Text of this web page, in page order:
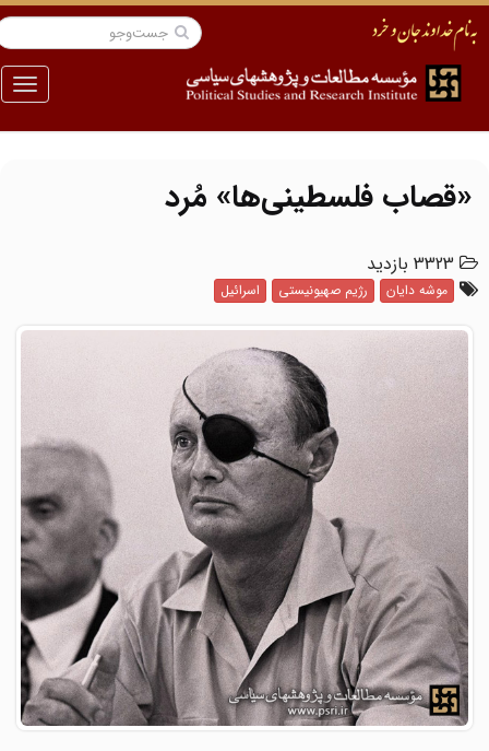
منو
«قصاب فلسطینی‌ها» مُرد
3323 بازدید
موشه دایان رژیم صهیونیستی اسرائیل